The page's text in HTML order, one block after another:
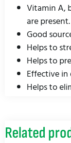
Vitamin A,
are present.
Good
Helps to
Helps to
Effective
Helps to
Related